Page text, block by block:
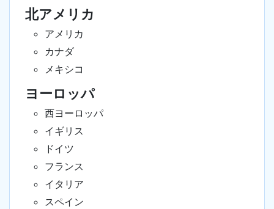
北アメリカ
アメリカ
カナダ
メキシコ
ヨーロッパ
西ヨーロッパ
イギリス
ドイツ
フランス
イタリア
スペイン